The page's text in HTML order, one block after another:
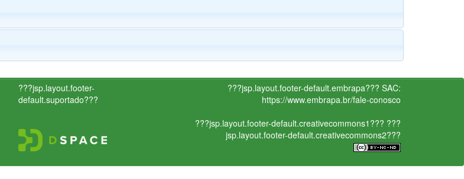
???jsp.layout.footer-
default.suportado???
???jsp.layout.footer-default.embrapa??? SAC:
https://www.embrapa.br/fale-conosco
???jsp.layout.footer-default.creativecommons1??? ???
jsp.layout.footer-default.creativecommons2???